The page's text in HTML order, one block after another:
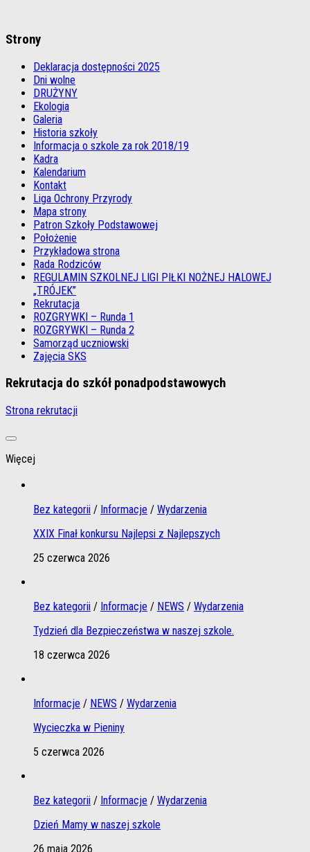
Strony
Deklaracja dostępności 2025
Dni wolne
DRUŻYNY
Ekologia
Galeria
Historia szkoły
Informacja o szkole za rok 2018/19
Kadra
Kalendarium
Kontakt
Liga Ochrony Przyrody
Mapa strony
Patron Szkoły Podstawowej
Położenie
Przykładowa strona
Rada Rodziców
REGULAMIN SZKOLNEJ LIGI PIŁKI NOŻNEJ HALOWEJ
„TRÓJEK”
Rekrutacja
ROZGRYWKI – Runda 1
ROZGRYWKI – Runda 2
Samorząd uczniowski
Zajęcia SKS
Rekrutacja do szkół ponadpodstawowych
Strona rekrutacji
Więcej
Bez kategorii / Informacje / Wydarzenia
XXIX Finał konkursu Najlepsi z Najlepszych
25 czerwca 2026
Bez kategorii / Informacje / NEWS / Wydarzenia
Tydzień dla Bezpieczeństwa w naszej szkole.
18 czerwca 2026
Informacje / NEWS / Wydarzenia
Wycieczka w Pieniny
5 czerwca 2026
Bez kategorii / Informacje / Wydarzenia
Dzień Mamy w naszej szkole
26 maja 2026